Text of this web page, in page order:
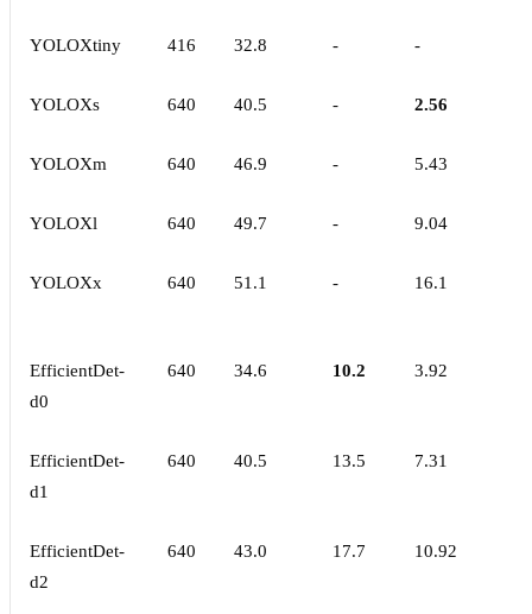
YOLOXtiny 416 32.8 - -
YOLOXs 640 40.5 - 2.56
YOLOXm 640 46.9 - 5.43
YOLOXl 640 49.7 - 9.04
YOLOXx 640 51.1 - 16.1
EfficientDet-
d0
640 34.6 10.2 3.92
EfficientDet-
d1
640 40.5 13.5 7.31
EfficientDet-
d2
640 43.0 17.7 10.92